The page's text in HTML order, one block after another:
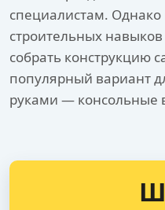
специалистам.
строительных
собрать конструкцию
популярный вариант
руками — консольные